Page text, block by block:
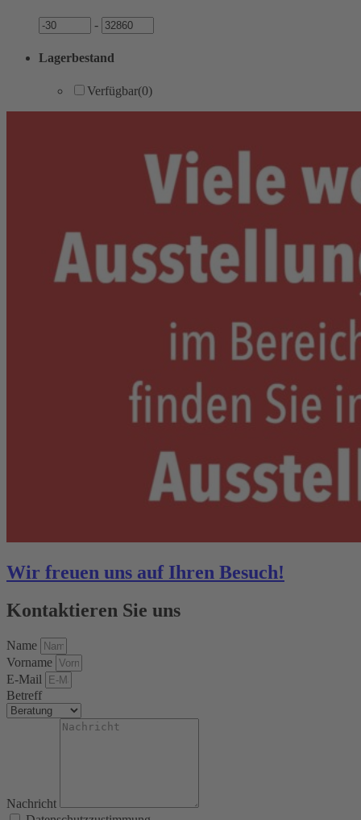
Preis - Preis
Lagerbestand
Verfügbar(0)
Wir freuen uns auf Ihren Besuch!
Kontaktieren Sie uns
Name
Vorname
E-Mail
Betreff
Nachricht